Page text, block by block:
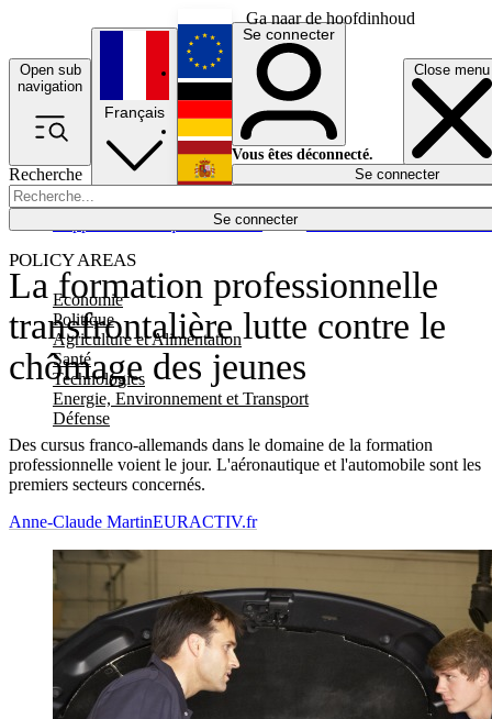
Ga naar de hoofdinhoud
Open sub
navigation
Close menu
Recherche
Se connecter
POLICY AREAS
Economie
Politique
Agriculture et Alimentation
Santé
Technologies
Energie, Environnement et Transport
Défense
Économie
Français
English
Deutsch
Español
Se connecter
Vous êtes déconnecté.
Se connecter
La formation professionnelle
transfrontalière lutte contre le
chômage des jeunes
Des cursus franco-allemands dans le domaine de la formation
professionnelle voient le jour. L'aéronautique et l'automobile sont les
premiers secteurs concernés.
Anne-Claude MartinEURACTIV.fr